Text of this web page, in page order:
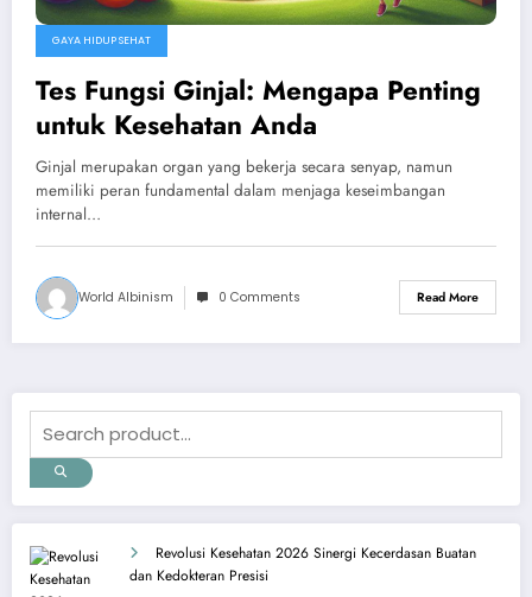
GAYA HIDUP SEHAT
Tes Fungsi Ginjal: Mengapa Penting
untuk Kesehatan Anda
Ginjal merupakan organ yang bekerja secara senyap, namun
memiliki peran fundamental dalam menjaga keseimbangan
internal…
World Albinism 0 Comments Read More
Revolusi Kesehatan 2026 Sinergi Kecerdasan Buatan
dan Kedokteran Presisi